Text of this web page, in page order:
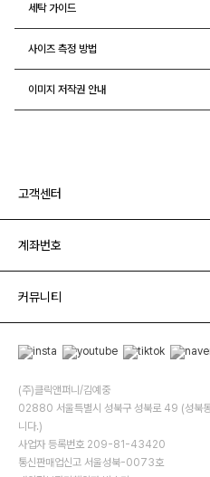
세탁 가이드
사이즈 측정 방법
이미지 저작권 안내
고객센터
계좌번호
커뮤니티
(주)클릭앤퍼니/김예중
02880 서울특별시 성북구 성북로 49 (성북
니다.)
사업자 등록번호 209-81-43420
통신판매업신고 서울성북-0073호